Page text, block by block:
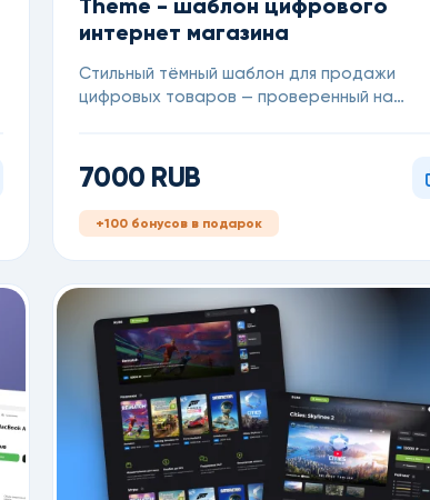
интернет магазина
Стильный тёмный шаблон для продажи
цифровых товаров — проверенный на
встроены: остаётся только подключить
модули и начать зарабатывать, для
Engine 19.1
7000 RUB
+100 бонусов в подарок